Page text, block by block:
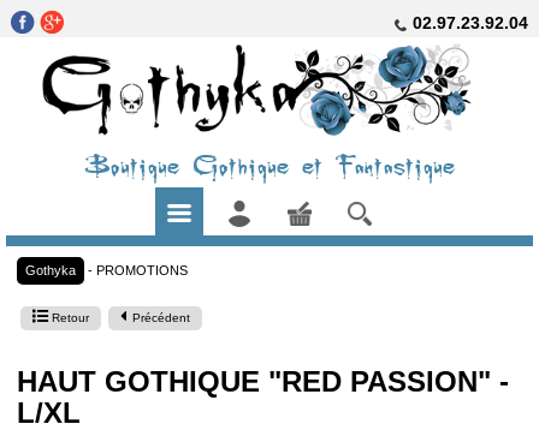
02.97.23.92.04
Boutique Gothique et Fantastique
Gothyka - PROMOTIONS
Retour Précédent
HAUT GOTHIQUE "RED PASSION" -
L/XL